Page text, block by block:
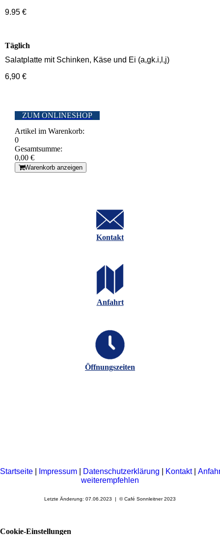
9.95 €
Täglich
Salatplatte mit Schinken, Käse und Ei (a,gk.i,l,j)
6,90 €
ZUM ONLINESHOP
Artikel im Warenkorb:
0
Gesamtsumme:
0,00 €
Warenkorb anzeigen
Kontakt
Anfahrt
Öffnungszeiten
Startseite Impressum Datenschutzerklärung Kontakt
weiterempfehlen
Letzte Änderung: 07.06.2023 | © Café Sonnleitner 2023
Cookie-Einstellungen